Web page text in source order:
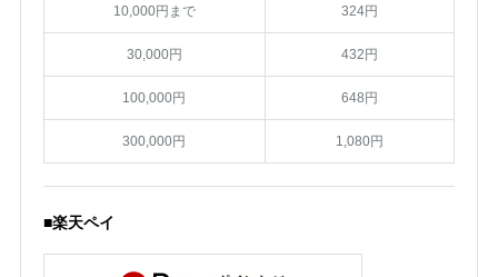
10,000円まで 324円
30,000円 432円
100,000円 648円
300,000円 1,080円
■楽天ペイ